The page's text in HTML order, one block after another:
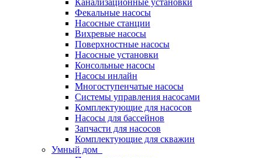
Канализационные установки
Фекальные насосы
Насосные станции
Вихревые насосы
Поверхностные насосы
Насосные установки
Консольные насосы
Насосы инлайн
Многоступенчатые насосы
Системы управления насосами
Комплектующие для насосов
Насосы для бассейнов
Запчасти для насосов
Комплектующие для скважин
Умный дом